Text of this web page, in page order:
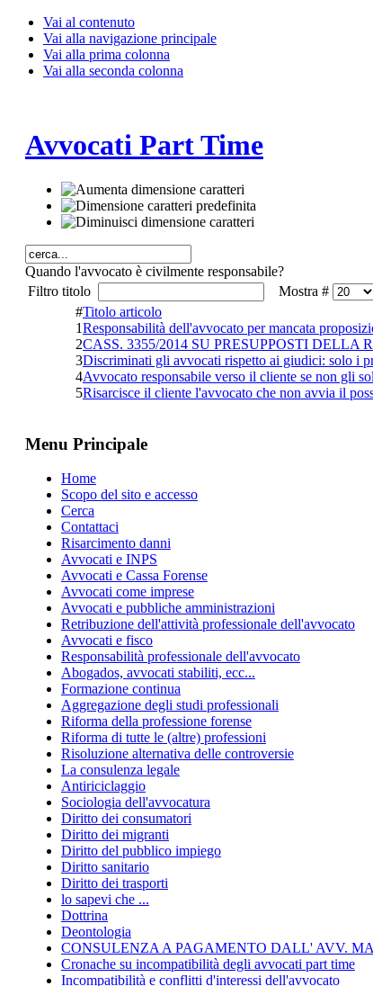
Vai al contenuto
Vai alla navigazione principale
Vai alla prima colonna
Vai alla seconda colonna
Avvocati Part Time
Quando l'avvocato è civilmente responsabile?
Filtro titolo
Mostra #
#Titolo articolo
1Responsabilità dell'avvocato per mancata
2CASS. 3355/2014 SU PRESUPPOSTI
3Discriminati gli avvocati rispetto ai giudici: solo i
4Avvocato responsabile verso il cliente se non gli
5Risarcisce il cliente l'avvocato che non avvia il
Menu Principale
Home
Scopo del sito e accesso
Cerca
Contattaci
Risarcimento danni
Avvocati e INPS
Avvocati e Cassa Forense
Avvocati come imprese
Avvocati e pubbliche amministrazioni
Retribuzione dell'attività professionale dell'avvocato
Avvocati e fisco
Responsabilità professionale dell'avvocato
Abogados, avvocati stabiliti, ecc...
Formazione continua
Aggregazione degli studi professionali
Riforma della professione forense
Riforma di tutte le (altre) professioni
Risoluzione alternativa delle controversie
La consulenza legale
Antiriciclaggio
Sociologia dell'avvocatura
Diritto dei consumatori
Diritto dei migranti
Diritto del pubblico impiego
Diritto sanitario
Diritto dei trasporti
lo sapevi che ...
Dottrina
Deontologia
CONSULENZA A PAGAMENTO DALL' AVV.
Cronache su incompatibilità degli avvocati part time
Incompatibilità e conflitti d'interessi dell'avvocato